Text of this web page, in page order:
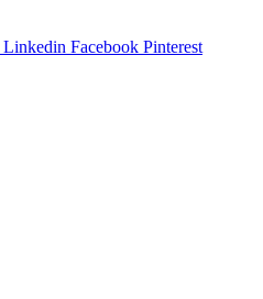
Linkedin Facebook Pinterest